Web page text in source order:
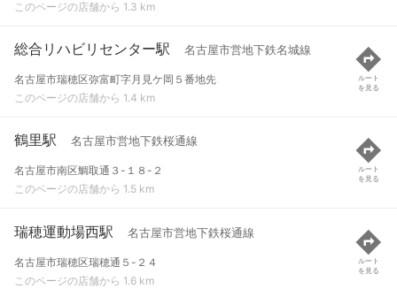
このページの店舗から 1.3 km
総合リハビリセンター駅 名古屋市営地下鉄名城線
名古屋市瑞穂区弥富町字月見ケ岡５番地先
このページの店舗から 1.4 km
ルート
を見る
鶴里駅 名古屋市営地下鉄桜通線
名古屋市南区鯛取通３-１８-２
このページの店舗から 1.5 km
ルート
を見る
瑞穂運動場西駅 名古屋市営地下鉄桜通線
名古屋市瑞穂区瑞穂通５-２４
このページの店舗から 1.6 km
ルート
を見る